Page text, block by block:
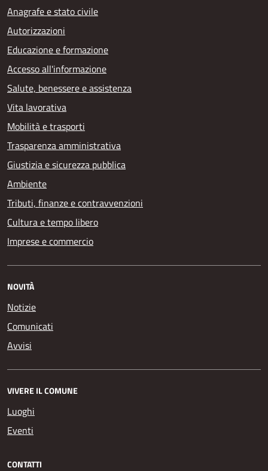
Anagrafe e stato civile
Autorizzazioni
Educazione e formazione
Accesso all'informazione
Salute, benessere e assistenza
Vita lavorativa
Mobilità e trasporti
Trasparenza amministrativa
Giustizia e sicurezza pubblica
Ambiente
Tributi, finanze e contravvenzioni
Cultura e tempo libero
Imprese e commercio
NOVITÀ
Notizie
Comunicati
Avvisi
VIVERE IL COMUNE
Luoghi
Eventi
CONTATTI